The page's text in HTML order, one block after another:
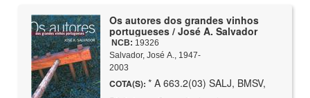
Os autores dos grandes vinhos
portugueses / José A. Salvador
NCB: 19326
Salvador, José A., 1947-
2003
COTA(S): * A 663.2(03) SALJ, BMSV,